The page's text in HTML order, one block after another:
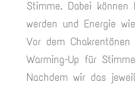
Stimme. Dabei können
werden und Energie
Vor dem
Warming-Up für
Nachdem wir das